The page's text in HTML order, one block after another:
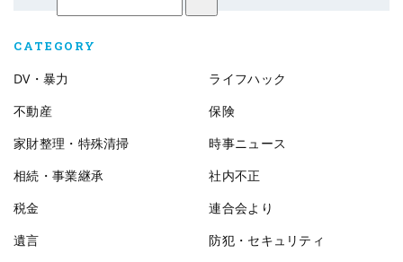
CATEGORY
DV・暴力
ライフハック
不動産
保険
家財整理・特殊清掃
時事ニュース
相続・事業継承
社内不正
税金
連合会より
遺言
防犯・セキュリティ